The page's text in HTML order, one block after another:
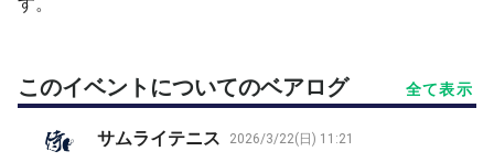
す。
このイベントについてのベアログ 全て表示
サムライテニス 2026/3/22(日) 11:21